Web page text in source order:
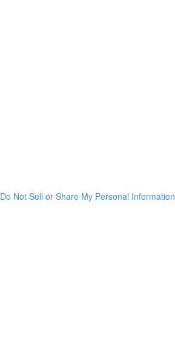
Do Not Sell or Share My Personal Information